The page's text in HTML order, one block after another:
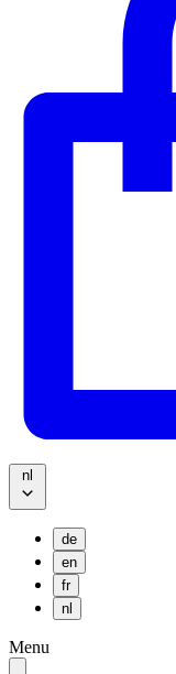
nl
de
en
fr
nl
Menu